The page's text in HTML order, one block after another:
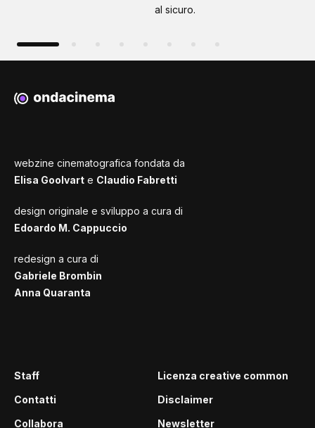
al sicuro.
webzine cinematografica fondata da
Elisa Goolvart e Claudio Fabretti
design originale e sviluppo a cura di
Edoardo M. Cappuccio
redesign a cura di
Gabriele Brombin
Anna Quaranta
Staff
Contatti
Collabora
Licenza creative common
Disclaimer
Newsletter